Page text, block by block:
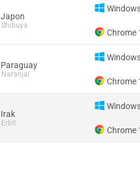
Japon
Shibuya
Chrome
Paraguay
Naranjal
Chrome
Irak
Erbil
Chrome